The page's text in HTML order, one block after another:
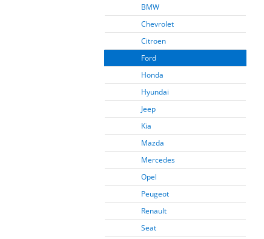
BMW
Chevrolet
Citroen
Ford
Honda
Hyundai
Jeep
Kia
Mazda
Mercedes
Opel
Peugeot
Renault
Seat